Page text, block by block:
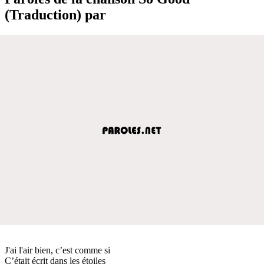
(Traduction) par
J'ai l'air bien, c’est comme si
C’était écrit dans les étoiles